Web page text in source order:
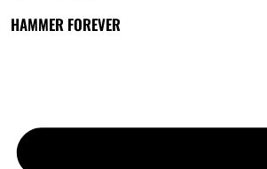
HAMMER FOREVER